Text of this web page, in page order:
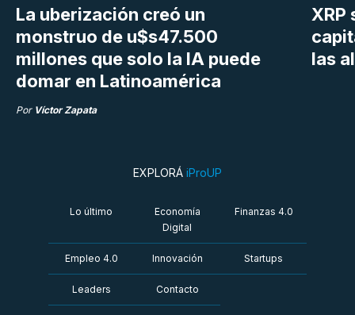
La uberización creó un
monstruo de u$s47.500
millones que solo la IA puede
domar en Latinoamérica
Por Víctor Zapata
XRP
las
EXPLORÁ iProUP
Lo último
Economía
Digital
Finanzas 4.0
Empleo 4.0 Innovación Startups
Leaders Contacto